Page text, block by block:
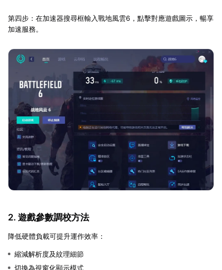
第四步：在加速器搜尋框輸入戰地風雲6，點擊對應遊戲圖示，暢享
加速服務。
2. 遊戲參數調校方法
降低硬體負載可提升運作效率：
縮減解析度及紋理細節
切換為視窗化顯示模式